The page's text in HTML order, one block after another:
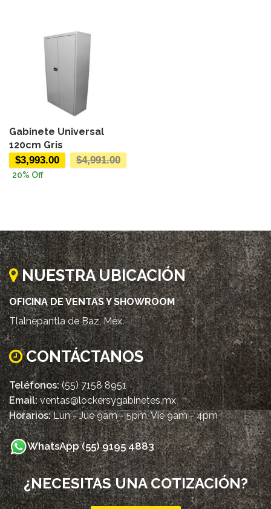
Gabinete Universal
120cm Gris
$4,991.00
$3,993.00
20% Off
NUESTRA UBICACIÓN
OFICINA DE VENTAS Y SHOWROOM
Tlalnepantla de Baz, Méx.
CONTÁCTANOS
Teléfonos: (55) 7158 8951
Email:ventas@lockersygabinetes.mx
Horarios:Lun - Jue 9am - 5pm, Vie 9am - 4pm
WhatsApp (55) 9195 4883
¿NECESITAS UNA COTIZACIÓN?